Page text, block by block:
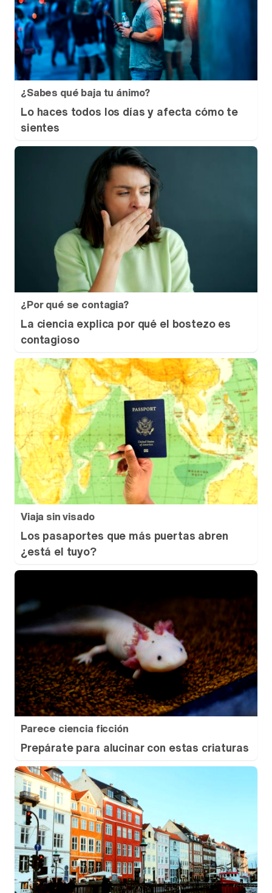
¿Sabes qué baja tu ánimo?
Lo haces todos los días y afecta cómo te
sientes
¿Por qué se contagia?
La ciencia explica por qué el bostezo es
contagioso
Viaja sin visado
Los pasaportes que más puertas abren
¿está el tuyo?
Parece ciencia ficción
Prepárate para alucinar con estas criaturas